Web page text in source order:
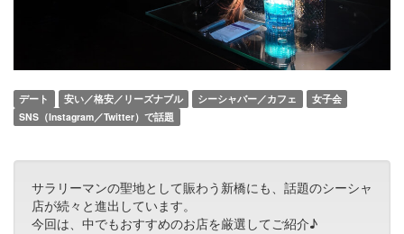
デート 安い／格安／リーズナブル シーシャバー／カフェ
女子会
SNS（Instagram／Twitter）で話題
サラリーマンの聖地として賑わう新橋にも、話題のシーシャ
店が続々と進出しています。
今回は、中でもおすすめのお店を厳選してご紹介♪